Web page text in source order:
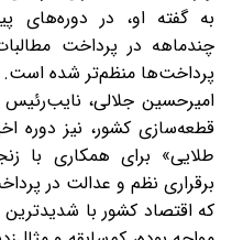
به گفته او، در دوره‌های
چندماهه در پرداخت
پرداخت‌ها منظم‌تر شده است.
امیرحسین جلالی،
قطعه‌سازی کشور، نیز دوره
طلایی» برای همکاری با
برقراری نظم و عدالت در
که اقتصاد کشور با